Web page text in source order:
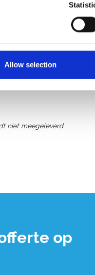
Allow selection
niet meegeleverd.
op